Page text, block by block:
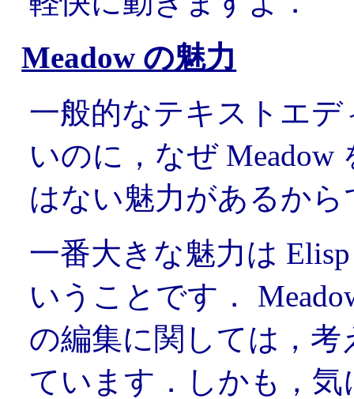
Meadow の魅力
一般的なテキストエ
いのに，なぜ
はない魅力があるから
一番大きな魅力は
いうことです．
の編集に関しては，
ています．しかも，